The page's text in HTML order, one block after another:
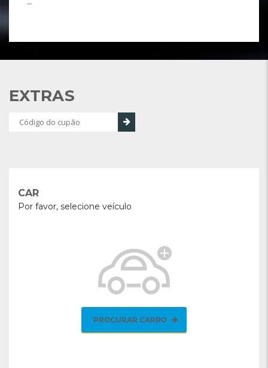
--
EXTRAS
CAR
Por favor, selecione veículo
PROCURAR CARRO